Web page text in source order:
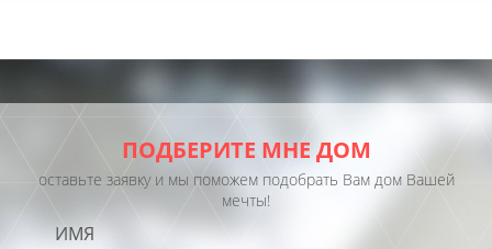
ПОДБЕРИТЕ МНЕ ДОМ
оставьте заявку и мы поможем подобрать Вам дом Вашей
мечты!
ИМЯ